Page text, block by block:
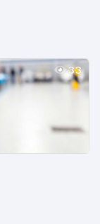
33